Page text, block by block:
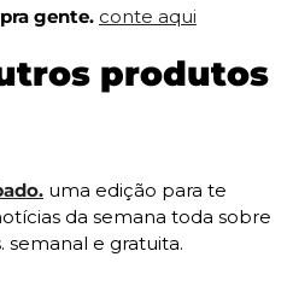
gente. conte aqui
produtos
uma edição para te
da semana toda sobre
semanal e gratuita.